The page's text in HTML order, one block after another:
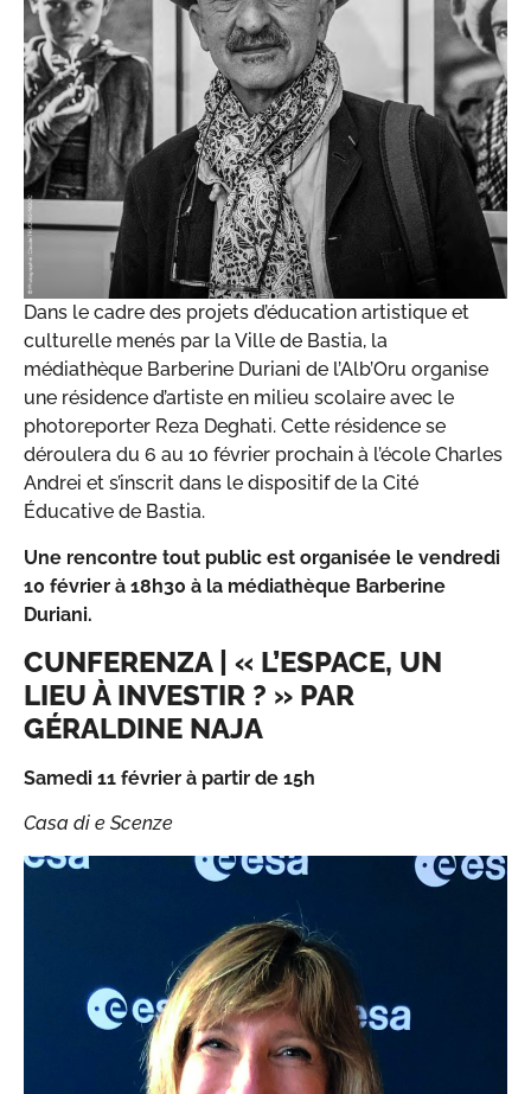
Dans le cadre des projets d’éducation artistique et
culturelle menés par la Ville de Bastia, la
médiathèque Barberine Duriani de l’Alb’Oru organise
une résidence d’artiste en milieu scolaire avec le
photoreporter Reza Deghati. Cette résidence se
déroulera du 6 au 10 février prochain à l’école Charles
Andrei et s’inscrit dans le dispositif de la Cité
Éducative de Bastia.
Une rencontre tout public est organisée le vendredi
10 février à 18h30 à la médiathèque Barberine
Duriani.
CUNFERENZA | « L’ESPACE, UN
LIEU À INVESTIR ? » PAR
GÉRALDINE NAJA
Samedi 11 février à partir de 15h
Casa di e Scenze